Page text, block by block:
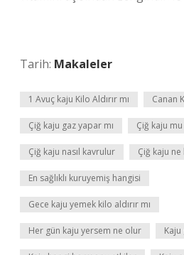
Tarih: Makaleler
1 Avuç kaju Kilo Aldırır mı Canan
Çiğ kaju gaz yapar mı Çiğ kaju
Çiğ kaju nasıl kavrulur Çiğ kaju
En sağlıklı kuruyemiş hangisi
Gece kaju yemek kilo aldırır mı
Her gün kaju yersem ne olur